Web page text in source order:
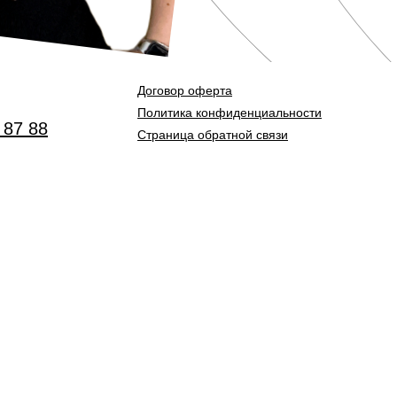
Договор оферта
Политика конфиденциальности
Страница обратной связи
88